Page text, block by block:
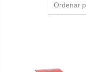
Ordenar